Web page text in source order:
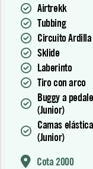
Airtrekk
Tubbing
Circuito Ardilla
Sklide
Laberinto
Tiro con arco
Buggy a
(Junior)
Camas
(Junior)
Cota 2000